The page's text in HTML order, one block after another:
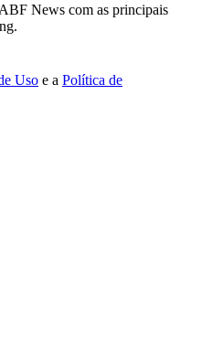
News com as principais
Uso e a Política de